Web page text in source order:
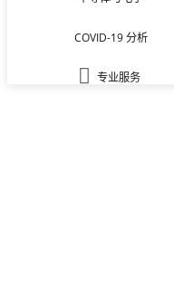
COVID-19 分析
专业服务